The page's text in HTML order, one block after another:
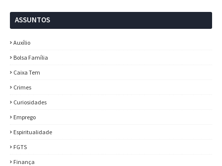
ASSUNTOS
Auxílio
Bolsa Família
Caixa Tem
Crimes
Curiosidades
Emprego
Espiritualidade
FGTS
Finança